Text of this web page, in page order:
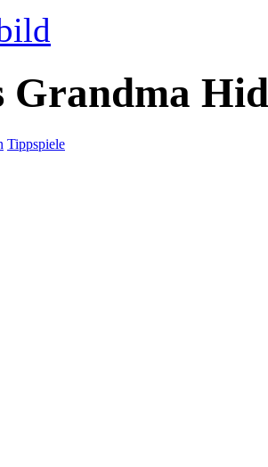
Grandma
Tippspiele